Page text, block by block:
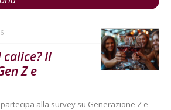
Il
Z e
alla survey su Generazione Z e